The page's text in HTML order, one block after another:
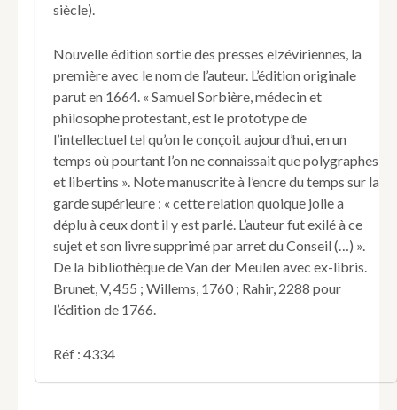
l'estat
des
Sciences,
&
de
la
Religion,
&
autres
matières
curieuses.
siècle).
Nouvelle édition sortie des presses elzéviriennes, la
première avec le nom de l’auteur. L’édition originale
parut en 1664. « Samuel Sorbière, médecin et
philosophe protestant, est le prototype de
l’intellectuel tel qu’on le conçoit aujourd’hui, en un
temps où pourtant l’on ne connaissait que polygraphes
et libertins ». Note manuscrite à l’encre du temps sur la
garde supérieure : « cette relation quoique jolie a
déplu à ceux dont il y est parlé. L’auteur fut exilé à ce
sujet et son livre supprimé par arret du Conseil (…) ».
De la bibliothèque de Van der Meulen avec ex-libris.
Brunet, V, 455 ; Willems, 1760 ; Rahir, 2288 pour
l’édition de 1766.
Réf : 4334